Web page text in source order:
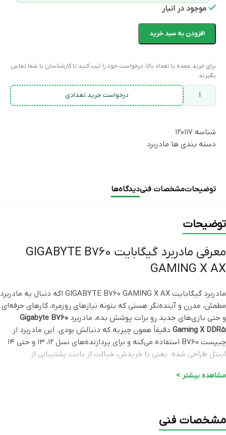
موجود در انبار
افزودن به سبد خرید
برای خرید عمده یا تعداد بالا، درخواست خود را ثبت کنید تا کارشناسان با شما تماس
بگیرند
درخواست خرید تعدادی
شناسه ۱۲۰۱۱۷
دسته بندی ها مادربرد
توضیحاتمشخصات فنیدیدگاه‌ها
توضیحات
معرفی مادربرد گیگابایت GIGABYTE B760
GAMING X AX
مادربرد گیگابایت GIGABYTE B760 GAMING X AX اگه دنبال یه مادربرد
مطمئن، مدرن و آینده‌نگر هستی که بتونه نیازهای روزمره، کارهای حرفه‌ای
و حتی بازی‌های جدید رو برات پوشش بده، مادربرد Gigabyte B760
Gaming X DDR5 دقیقاً همون چیزیه که دنبالش بودی. این مادربرد از
چیپست B760 استفاده می‌کنه و برای پردازنده‌های نسل ۱۲، ۱۳ و حتی ۱۴
اینتل طراحی شده. یعنی با خریدش، خیالت از بابت پشتیبانی از
DDR5
مشاهده بیشتر >
مشخصات فنی